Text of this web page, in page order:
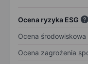
Ocena ryzyka ESG
Ocena środowiskowa
Ocena zagrożenia